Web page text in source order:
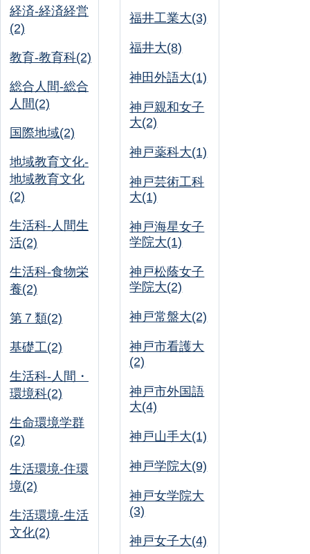
経済-経済経営
(2)
教育-教育科(2)
総合人間-総合
人間(2)
国際地域(2)
地域教育文化-
地域教育文化
(2)
生活科-人間生
活(2)
生活科-食物栄
養(2)
第７類(2)
基礎工(2)
生活科-人間・
環境科(2)
生命環境学群
(2)
生活環境-住環
境(2)
生活環境-生活
文化(2)
福井工業大(3)
福井大(8)
神田外語大(1)
神戸親和女子
大(2)
神戸薬科大(1)
神戸芸術工科
大(1)
神戸海星女子
学院大(1)
神戸松蔭女子
学院大(2)
神戸常盤大(2)
神戸市看護大
(2)
神戸市外国語
大(4)
神戸山手大(1)
神戸学院大(9)
神戸女学院大
(3)
神戸女子大(4)